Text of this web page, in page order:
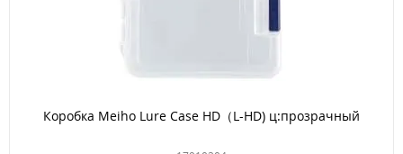
Коробка Meiho Lure Case HD（L-HD) ц:прозрачный